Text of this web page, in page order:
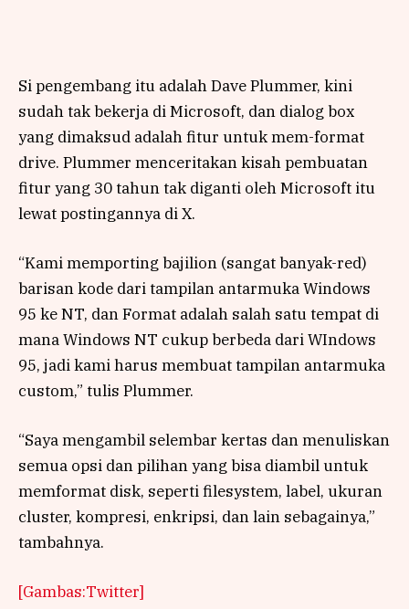
Si pengembang itu adalah Dave Plummer, kini
sudah tak bekerja di Microsoft, dan dialog box
yang dimaksud adalah fitur untuk mem-format
drive. Plummer menceritakan kisah pembuatan
fitur yang 30 tahun tak diganti oleh Microsoft itu
lewat postingannya di X.
“Kami memporting bajilion (sangat banyak-red)
barisan kode dari tampilan antarmuka Windows
95 ke NT, dan Format adalah salah satu tempat di
mana Windows NT cukup berbeda dari WIndows
95, jadi kami harus membuat tampilan antarmuka
custom,” tulis Plummer.
“Saya mengambil selembar kertas dan menuliskan
semua opsi dan pilihan yang bisa diambil untuk
memformat disk, seperti filesystem, label, ukuran
cluster, kompresi, enkripsi, dan lain sebagainya,”
tambahnya.
[Gambas:Twitter]